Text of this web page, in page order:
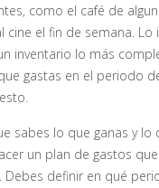
como el café de
cine el fin de semana.
inventario lo más
gastas en el periodo
sabes lo que ganas y lo
un plan de gastos
Debes definir en qué